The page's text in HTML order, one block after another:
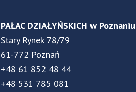
PAŁAC DZIAŁYŃSKICH w Poznaniu
Stary Rynek 78/79
61-772 Poznań
+48 61 852 48 44
+48 531 785 081